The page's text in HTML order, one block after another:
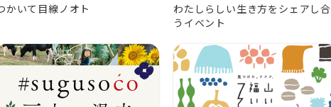
かいて目線ノオト
わたしらしい生き方をシェアし合
うイベント